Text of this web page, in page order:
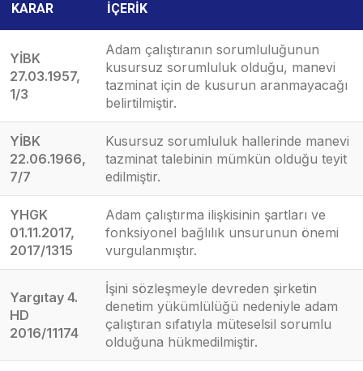
KARAR İÇERIK
YİBK
27.03.1957,
1/3
Adam çalıştıranın sorumluluğunun
kusursuz sorumluluk olduğu, manevi
tazminat için de kusurun aranmayacağı
belirtilmiştir.
YİBK
22.06.1966,
7/7
Kusursuz sorumluluk hallerinde manevi
tazminat talebinin mümkün olduğu teyit
edilmiştir.
YHGK
01.11.2017,
2017/1315
Adam çalıştırma ilişkisinin şartları ve
fonksiyonel bağlılık unsurunun önemi
vurgulanmıştır.
Yargıtay 4.
HD
2016/11174
İşini sözleşmeyle devreden şirketin
denetim yükümlülüğü nedeniyle adam
çalıştıran sıfatıyla müteselsil sorumlu
olduğuna hükmedilmiştir.